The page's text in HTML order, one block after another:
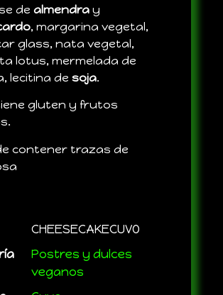
de almendra y
, margarina vegetal,
glass, nata vegetal,
lotus, mermelada de
lecitina de soja.
gluten y frutos
contener trazas de
CHEESECAKECUVO
Postres y dulces
veganos